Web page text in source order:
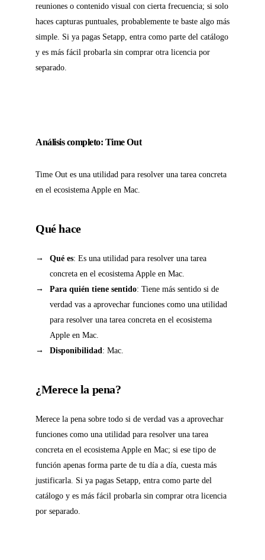
reuniones o contenido visual con cierta frecuencia; si solo
haces capturas puntuales, probablemente te baste algo más
simple. Si ya pagas Setapp, entra como parte del catálogo
y es más fácil probarla sin comprar otra licencia por
separado.
Análisis completo: Time Out
Time Out es una utilidad para resolver una tarea concreta
en el ecosistema Apple en Mac.
Qué hace
Qué es: Es una utilidad para resolver una tarea
concreta en el ecosistema Apple en Mac.
Para quién tiene sentido: Tiene más sentido si de
verdad vas a aprovechar funciones como una utilidad
para resolver una tarea concreta en el ecosistema
Apple en Mac.
Disponibilidad: Mac.
¿Merece la pena?
Merece la pena sobre todo si de verdad vas a aprovechar
funciones como una utilidad para resolver una tarea
concreta en el ecosistema Apple en Mac; si ese tipo de
función apenas forma parte de tu día a día, cuesta más
justificarla. Si ya pagas Setapp, entra como parte del
catálogo y es más fácil probarla sin comprar otra licencia
por separado.